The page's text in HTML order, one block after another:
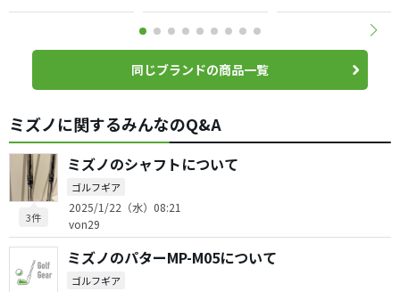
同じブランドの商品一覧
ミズノに関するみんなのQ&A
3件
ミズノのシャフトについて
ゴルフギア
2025/1/22（水）08:21
von29
ミズノのパターMP-M05について
ゴルフギア